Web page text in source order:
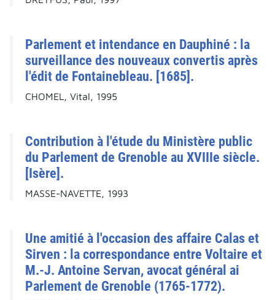
Parlement et intendance en Dauphiné : la
surveillance des nouveaux convertis après
l'édit de Fontainebleau. [1685].
CHOMEL, Vital, 1995
Contribution à l'étude du Ministère public
du Parlement de Grenoble au XVIIIe siècle.
[Isère].
MASSE-NAVETTE, 1993
Une amitié à l'occasion des affaire Calas et
Sirven : la correspondance entre Voltaire et
M.-J. Antoine Servan, avocat général ai
Parlement de Grenoble (1765-1772).